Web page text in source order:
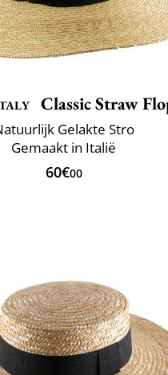
Classic Straw
Gelakte Stro
Gemaakt in Italië
60€00